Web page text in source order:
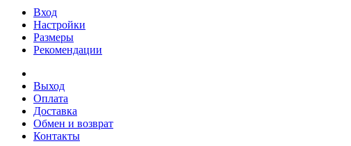
Вход
Настройки
Размеры
Рекомендации
Выход
Оплата
Доставка
Обмен и возврат
Контакты